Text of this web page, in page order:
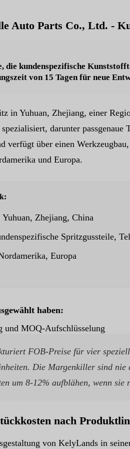
Auto Parts Co., Ltd. -
die kundenspezifische
von 15 Tagenfür neue
in Yuhuan, Zhejiang, einer
darunter
verfügt über einen
und Europa.
Yuhuan, Zhejiang, China
Spritzgussteile,
Europa
haben:
und MOQ-Aufschlüsselung
FOB-Preise für vier
Die Margenkiller sind nie
um 8-12% aufblähen, wenn sie
nach
von KelyLands in